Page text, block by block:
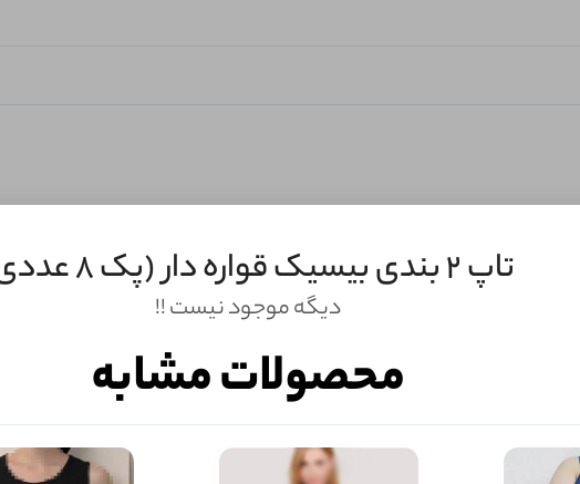
ثبـــــت‌دیدگاه
شما هم می‌توانید در مورد این کالا نظر دهید.
اگر این محصول را قبلا خریده باشید، دیدگاه شما به عنوان خریدار ثبت خواهد شد. همچنین در صورت
تاپ ۲ بندی بیسیک قواره دار (پک 8 عددی)
دیگه موجود نیست !!
محصولات مشابه